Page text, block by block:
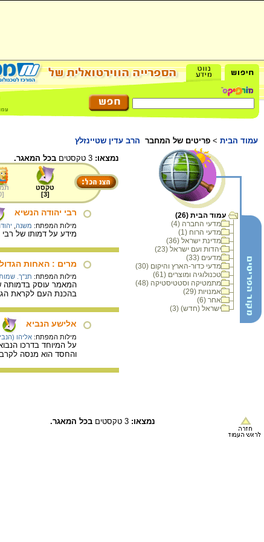
עמוד הבית > פריטים של המחבר הרב עדין שטיינזלץ
עמוד הבית (26)
מדעי החברה (4)
מדעי הרוח (1)
מדינת ישראל (36)
יהדות ועם ישראל (23)
מדעים (33)
מדעי כדור-הארץ והיקום (30)
טכנולוגיה ומוצרים (61)
מתמטיקה וסטטיסטיקה (48)
אמנויות (29)
אחר (6)
ישראל (חדש) (3)
נמצאו: בכל המאגר.
טקסט
[
3
]
[
רבי יהודה הנשיא
מילות המפתח: משנה
מידע על דמותו של רבי
מרים : האחות
מילות המפתח: תנ"ך.
המאמר עוסק בדמותה
בהכנת העם לקראת
אלישע הנביא
מילות המפתח: אליהו
על המיוחד בדרכו
והחסד הוא מנסה
נמצאו: בכל המאגר.